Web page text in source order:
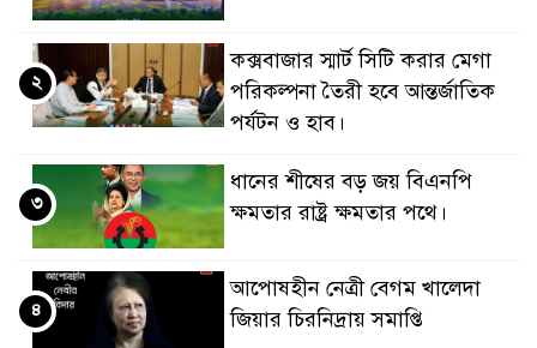
কক্সবাজার স্মার্ট সিটি করার মেগা
পরিকল্পনা তৈরী হবে আন্তর্জাতিক
পর্যটন ও হাব।
২
ধানের শীষের বড় জয় বিএনপি
ক্ষমতার রাষ্ট্র ক্ষমতার পথে।
৩
আপোষহীন নেত্রী বেগম খালেদা
জিয়ার চিরনিদ্রায় সমাপ্তি
৪